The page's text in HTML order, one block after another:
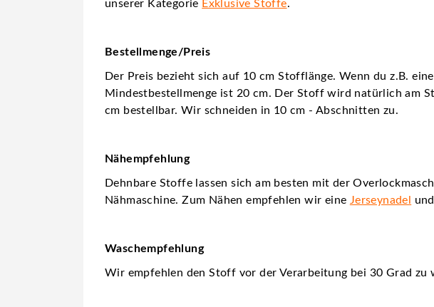
unserer Kategorie Exklusive Stoffe.
Bestellmenge/Preis
Der Preis bezieht sich auf 10 cm Stofflänge. Wenn du z.B.
Mindestbestellmenge ist 20 cm. Der Stoff wird natürlich am
cm bestellbar. Wir schneiden in 10 cm - Abschnitten zu.
Nähempfehlung
Dehnbare Stoffe lassen sich am besten mit der
Nähmaschine. Zum Nähen empfehlen wir eine Jerseynadel
Waschempfehlung
Wir empfehlen den Stoff vor der Verarbeitung bei 30 Grad zu